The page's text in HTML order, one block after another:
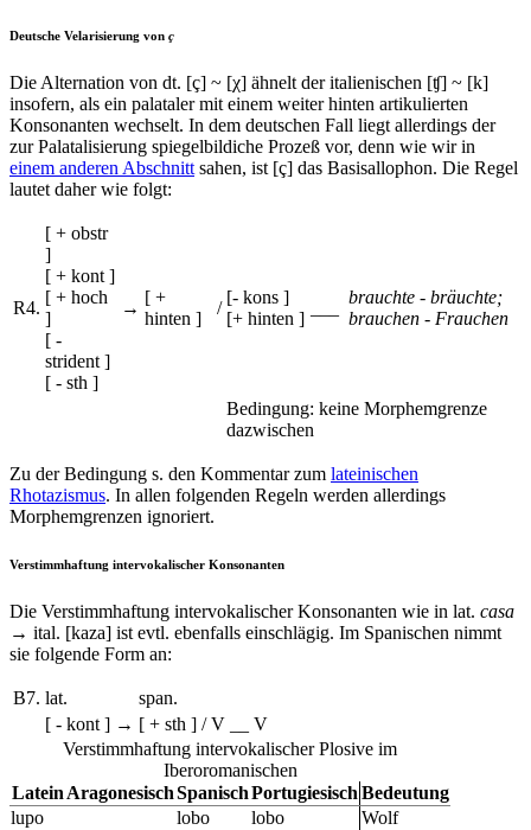
Deutsche Velarisierung von ç
Die Alternation von dt. [ç] ~ [χ] ähnelt der italienischen [ʧ] ~ [k]
insofern, als ein palataler mit einem weiter hinten artikulierten
Konsonanten wechselt. In dem deutschen Fall liegt allerdings der
zur Palatalisierung spiegelbildiche Prozeß vor, denn wie wir in
einem anderen Abschnittsahen, ist [ç] das Basisallophon. Die Regel
lautet daher wie folgt:
R4.
[ + obstr
]
[ + kont ]
[ + hoch
]
[ -
strident ]
[ - sth ]
→
[ +
hinten ]
/
[- kons ]
[+ hinten ]
brauchte - bräuchte;
brauchen - Frauchen
Bedingung: keine Morphemgrenze
dazwischen
Zu der Bedingung s. den Kommentar zum lateinischen
Rhotazismus. In allen folgenden Regeln werden allerdings
Morphemgrenzen ignoriert.
Verstimmhaftung intervokalischer Konsonanten
Die Verstimmhaftung intervokalischer Konsonanten wie in lat. casa
→ ital. [kaza] ist evtl. ebenfalls einschlägig. Im Spanischen nimmt
sie folgende Form an:
B7. lat.
span.
[ - kont ] → [ + sth ] / V __ V
Verstimmhaftung intervokalischer Plosive im
Iberoromanischen
Latein AragonesischSpanischPortugiesisch Bedeutung
lupo
lobo lobo
Wolf